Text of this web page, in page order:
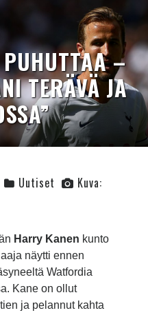
–
TERÄVÄ JA
Uutiset
Kuva:
Harry Kanen kunto
näytti ennen
Watfordia
Kane on ollut
ja pelannut kahta